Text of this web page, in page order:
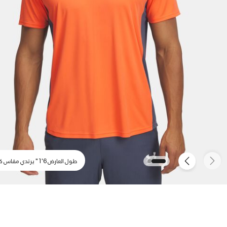
طول العارض 6'1" يرتدي مقاس كبير